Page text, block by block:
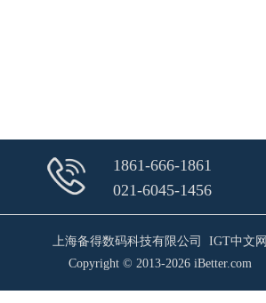
1861-666-1861
021-6045-1456
上海备得数码科技有限公司 IGT中文网
Copyright © 2013-2026 iBetter.com